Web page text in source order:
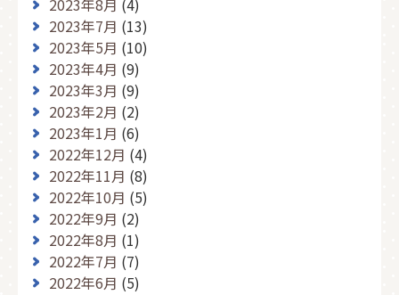
2023年8月 (4)
2023年7月 (13)
2023年5月 (10)
2023年4月 (9)
2023年3月 (9)
2023年2月 (2)
2023年1月 (6)
2022年12月 (4)
2022年11月 (8)
2022年10月 (5)
2022年9月 (2)
2022年8月 (1)
2022年7月 (7)
2022年6月 (5)